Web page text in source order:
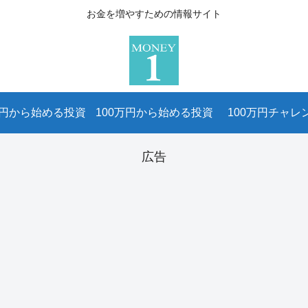
お金を増やすための情報サイト
から始める投資 100万円から始める投資 100万円チャレ
広告